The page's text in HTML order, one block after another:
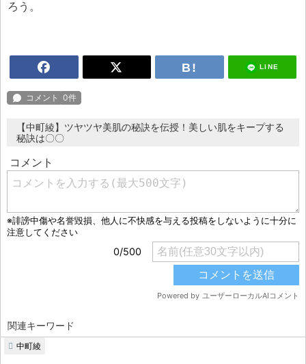
ろう。
LINE
【中町綾】ツヤツヤ美肌の秘訣を伝授！美しい肌をキープする
秘訣は〇〇
関連キーワード
中町綾